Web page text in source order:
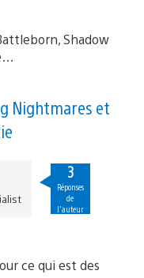
Nightmares et
3
Réponses
de
l'auteur
ce qui est des